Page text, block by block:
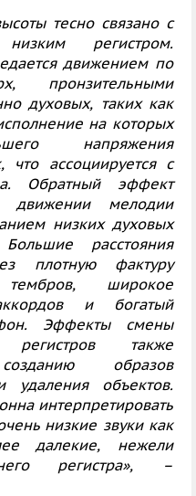
тесно связано с
регистром.
движением по
пронзительными
духовых, таких как
на которых
напряжения
что ассоциируется с
Обратный эффект
движении мелодии
низких духовых
расстояния
плотную фактуру
тембров, широкое
и богатый
Эффекты смены
также
образов
удаления объектов.
интерпретировать
низкие звуки как
далекие, нежели
регистра», –